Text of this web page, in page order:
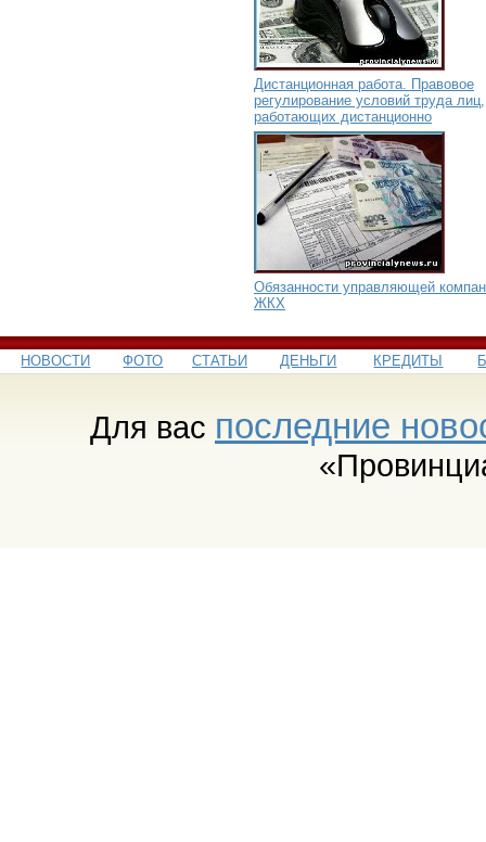
Дистанционная работа. Правовое
регулирование условий труда лиц,
работающих дистанционно
Обязанности управляющей
ЖКХ
НОВОСТИ ФОТО СТАТЬИ ДЕНЬГИ КРЕДИТЫ
Для вас последние